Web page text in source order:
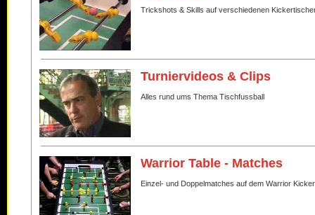
Trickshots & Skills auf verschiedenen
Turniervideos & Clips
Alles rund ums Thema Tischfussball
Warrior Table - Matches
Einzel- und Doppelmatches auf dem Warrior Kicker